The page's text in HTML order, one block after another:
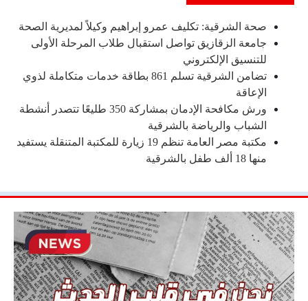
صحة الشرقية: تكليف عمرو إبراهيم وكيلاً لمديرية الصحة
جامعة الزقازيق تواصل استقبال طلاب المرحلة الأولى
للتنسيق الإلكتروني
تضامن الشرقية تسلم 861 بطاقة خدمات متكاملة لذوي
الإعاقة
ورش مكافحة الإدمان بمشاركة 350 طليعًا تتصدر أنشطة
الشباب والرياضة بالشرقية
مكتبة مصر العامة تنظم 19 زيارة للمكتبة المتنقلة يستفيد
منها 18 ألف طفل بالشرقية